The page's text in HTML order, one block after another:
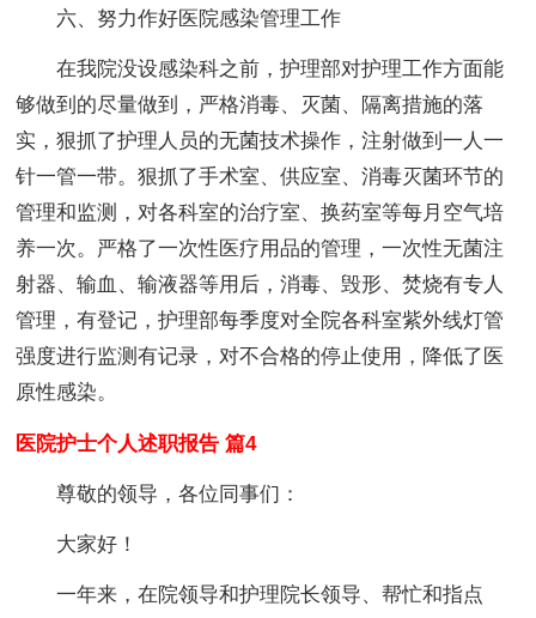
六、努力作好医院感染管理工作
在我院没设感染科之前，护理部对护理工作方面能
够做到的尽量做到，严格消毒、灭菌、隔离措施的落
实，狠抓了护理人员的无菌技术操作，注射做到一人一
针一管一带。狠抓了手术室、供应室、消毒灭菌环节的
管理和监测，对各科室的治疗室、换药室等每月空气培
养一次。严格了一次性医疗用品的管理，一次性无菌注
射器、输血、输液器等用后，消毒、毁形、焚烧有专人
管理，有登记，护理部每季度对全院各科室紫外线灯管
强度进行监测有记录，对不合格的停止使用，降低了医
原性感染。
医院护士个人述职报告 篇4
尊敬的领导，各位同事们：
大家好！
一年来，在院领导和护理院长领导、帮忙和指点